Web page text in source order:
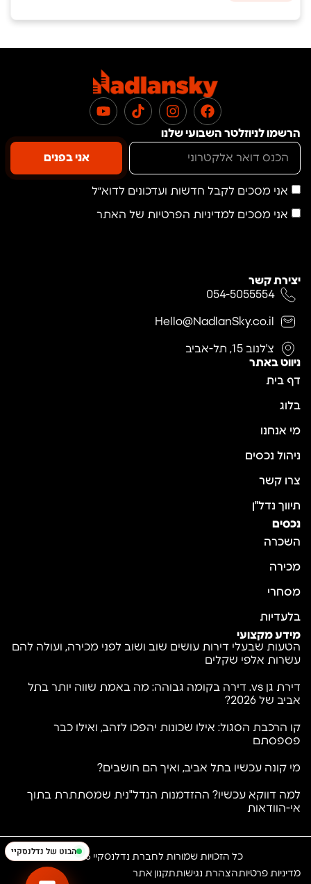
הרשמו לניוזלטר השבועי שלנו
אני מסכים לקבל חדשות ועדכונים לדוא״ל
אני מסכים למדיניות הפרטיות של האתר
אני בפנים
יצירת קשר
054-5055554
Hello@NadlanSky.co.il
צ'לנוב 15, תל-אביב
ניווט באתר
דף בית
בלוג
מי אנחנו
ניהול נכסים
צרו קשר
תיווך נדל"ן
נכסים
השכרה
מכירה
מסחרי
בלעדיות
מידע מקצועי
הטעות שבעלי דירות עושים שוב ושוב לפני מכירה, ועולה להם
עשרות אלפי שקלים
דירת גן vs. דירה בקומה גבוהה: מה באמת שווה יותר בתל
אביב של 2026?
קו הרכבת הסגול: אילו שכונות יהפכו לזהב, ואילו כבר
פספסתם
מי קונה עכשיו בתל אביב, ואיך הם חושבים?
למה דווקא עכשיו? ההזדמנות הנדל"נית שמסתתרת בתוך
אי-הוודאות
כל הזכויות שמורות לחברת נדלנסקיי 2026
מדיניות פרטיותהצהרת נגישותתקנון אתר
הבוט של נדלנסקיי